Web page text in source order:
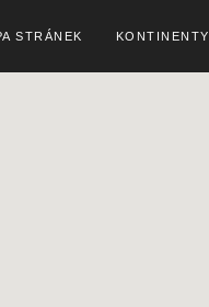
STRÁNEK KONTINENTY